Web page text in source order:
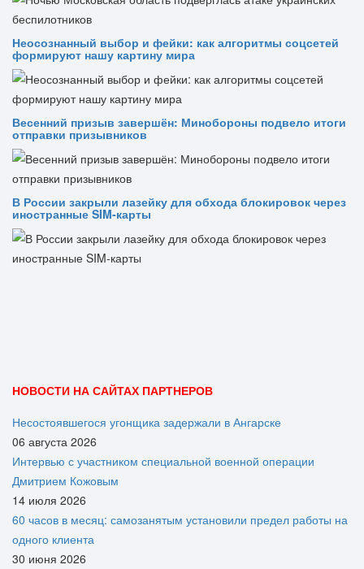
Неосознанный выбор и фейки: как алгоритмы соцсетей
формируют нашу картину мира
Весенний призыв завершён: Минобороны подвело итоги
отправки призывников
В России закрыли лазейку для обхода блокировок через
иностранные SIM-карты
НОВОСТИ НА САЙТАХ ПАРТНЕРОВ
Несостоявшегося угонщика задержали в Ангарске
06 августа 2026
Интервью с участником специальной военной операции
Дмитрием Кожовым
14 июля 2026
60 часов в месяц: самозанятым установили предел работы на
одного клиента
30 июня 2026